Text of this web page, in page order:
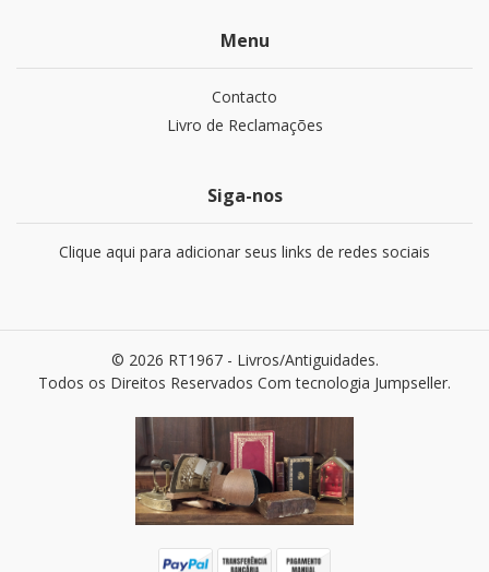
Menu
Contacto
Livro de Reclamações
Siga-nos
Clique aqui para adicionar seus links de redes sociais
© 2026 RT1967 - Livros/Antiguidades.
Todos os Direitos Reservados Com tecnologia Jumpseller.